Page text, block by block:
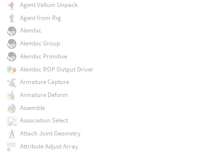
Agent Vellum Unpack
Agent from Rig
Alembic
Alembic Group
Alembic Primitive
Alembic ROP Output Driver
Armature Capture
Armature Deform
Assemble
Association Select
Attach Joint Geometry
Attribute Adjust Array